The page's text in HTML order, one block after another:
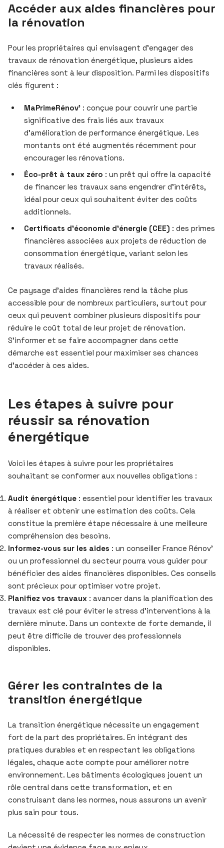
Accéder aux aides financières pour
la rénovation
Pour les propriétaires qui envisagent d’engager des
travaux de rénovation énergétique, plusieurs aides
financières sont à leur disposition. Parmi les dispositifs
clés figurent :
MaPrimeRénov’ : conçue pour couvrir une partie
significative des frais liés aux travaux
d’amélioration de performance énergétique. Les
montants ont été augmentés récemment pour
encourager les rénovations.
Éco-prêt à taux zéro : un prêt qui offre la capacité
de financer les travaux sans engendrer d’intérêts,
idéal pour ceux qui souhaitent éviter des coûts
additionnels.
Certificats d’économie d’énergie (CEE) : des primes
financières associées aux projets de réduction de
consommation énergétique, variant selon les
travaux réalisés.
Ce paysage d’aides financières rend la tâche plus
accessible pour de nombreux particuliers, surtout pour
ceux qui peuvent combiner plusieurs dispositifs pour
réduire le coût total de leur projet de rénovation.
S’informer et se faire accompagner dans cette
démarche est essentiel pour maximiser ses chances
d’accéder à ces aides.
Les étapes à suivre pour
réussir sa rénovation
énergétique
Voici les étapes à suivre pour les propriétaires
souhaitant se conformer aux nouvelles obligations :
Audit énergétique : essentiel pour identifier les travaux
à réaliser et obtenir une estimation des coûts. Cela
constitue la première étape nécessaire à une meilleure
compréhension des besoins.
Informez-vous sur les aides : un conseiller France Rénov’
ou un professionnel du secteur pourra vous guider pour
bénéficier des aides financières disponibles. Ces conseils
sont précieux pour optimiser votre projet.
Planifiez vos travaux : avancer dans la planification des
travaux est clé pour éviter le stress d’interventions à la
dernière minute. Dans un contexte de forte demande, il
peut être difficile de trouver des professionnels
disponibles.
Gérer les contraintes de la
transition énergétique
La transition énergétique nécessite un engagement
fort de la part des propriétaires. En intégrant des
pratiques durables et en respectant les obligations
légales, chaque acte compte pour améliorer notre
environnement. Les bâtiments écologiques jouent un
rôle central dans cette transformation, et en
construisant dans les normes, nous assurons un avenir
plus sain pour tous.
La nécessité de respecter les normes de construction